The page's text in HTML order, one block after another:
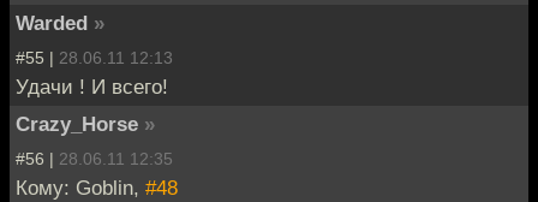
Warded »
#55 | 28.06.11 12:13
Удачи ! И всего!
Crazy_Horse »
#56 | 28.06.11 12:35
Кому: Goblin, #48